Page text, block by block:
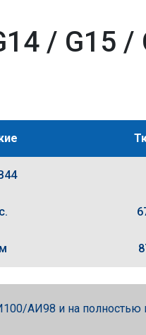
/ G15 /
АИ98 и на